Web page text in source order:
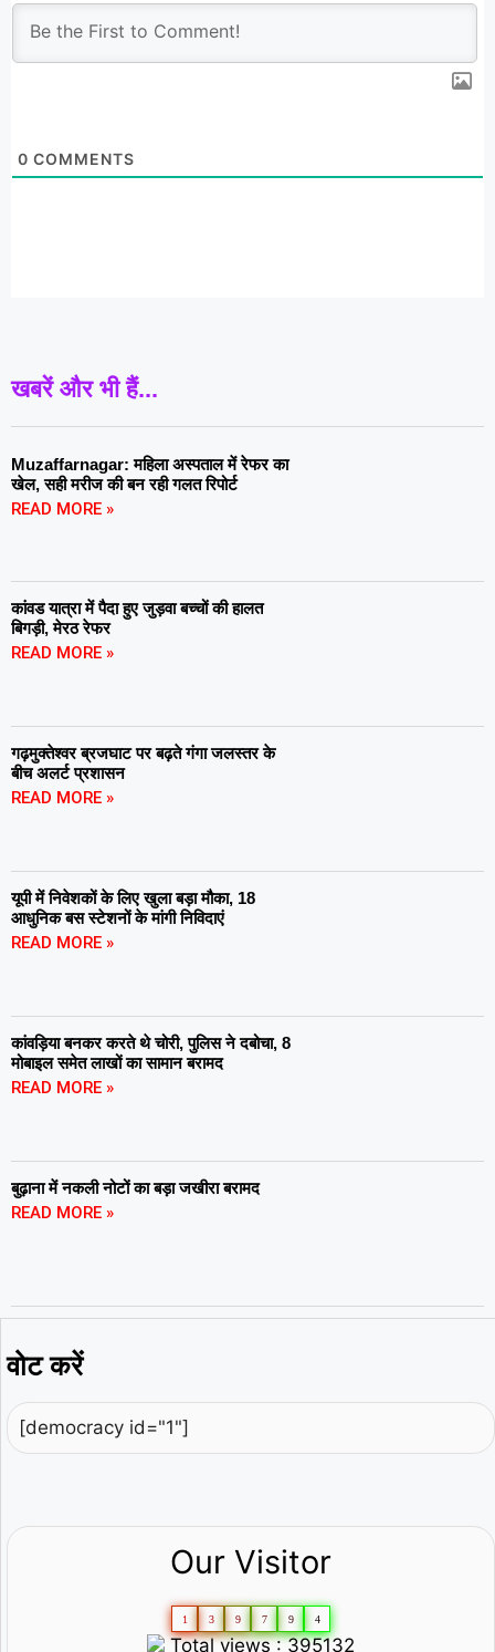
0 COMMENTS
खबरें और भी हैं...
Muzaffarnagar: महिला अस्पताल में रेफर का
खेल, सही मरीज की बन रही गलत रिपोर्ट
READ MORE »
कांवड यात्रा में पैदा हुए जुड़वा बच्चों की हालत
बिगड़ी, मेरठ रेफर
READ MORE »
गढ़मुक्तेश्वर ब्रजघाट पर बढ़ते गंगा जलस्तर के
बीच अलर्ट प्रशासन
READ MORE »
यूपी में निवेशकों के लिए खुला बड़ा मौका, 18
आधुनिक बस स्टेशनों के मांगी निविदाएं
READ MORE »
कांवड़िया बनकर करते थे चोरी, पुलिस ने दबोचा, 8
मोबाइल समेत लाखों का सामान बरामद
READ MORE »
बुढ़ाना में नकली नोटों का बड़ा जखीरा बरामद
READ MORE »
वोट करें
[democracy id="1"]
Our Visitor
1 3 9 7 9 4
Total views : 395132